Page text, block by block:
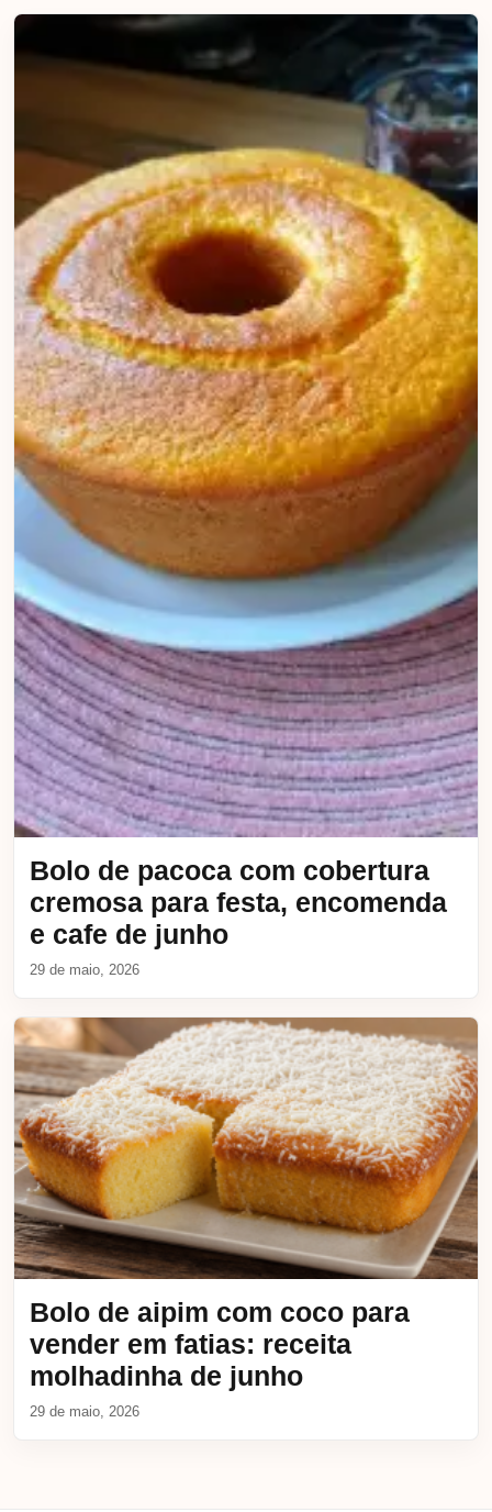
Bolo de pacoca com cobertura
cremosa para festa, encomenda
e cafe de junho
29 de maio, 2026
Bolo de aipim com coco para
vender em fatias: receita
molhadinha de junho
29 de maio, 2026